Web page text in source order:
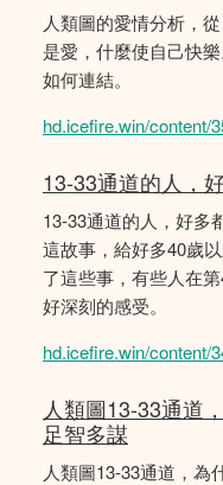
人類圖的愛情分析，
是愛，什麼使自己快
如何連結。
hd.icefire.win/content/
13-33通道的人，
13-33通道的人，好多
這故事，給好多40歲
了這些事，有些人在
好深刻的感受。
hd.icefire.win/content/
人類圖13-33通道
足智多謀
人類圖13-33通道，為